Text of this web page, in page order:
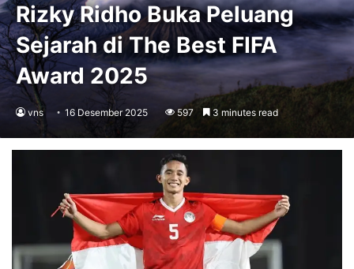
Rizky Ridho Buka Peluang
Sejarah di The Best FIFA
Award 2025
vns 16 Desember 2025 597 3 minutes read